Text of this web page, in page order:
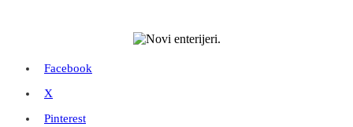
Facebook
X
Pinterest